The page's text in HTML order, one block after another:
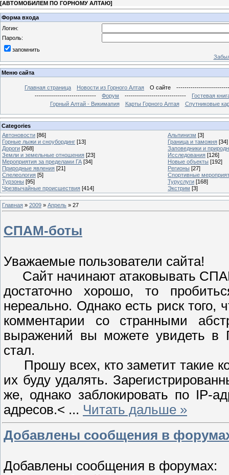
[АВТОМОБИЛЕМ ПО ГОРНОМУ АЛТАЮ]
Форма входа
Логин:
Пароль:
запомнить
Меню сайта
Главная страница Новости из Горного Алтая О сайте
------------------------------
Форум ------------------------------
Гостевая
Горный Алтай - Викимапия
Карты Горного Алтая Спутниковые
Categories
Автоновости [86] Альпинизм [3]
Горные лыжи и сноубординг [13] Граница и таможня [34]
Дороги [268]
Заповедники и
Земли и земельные отношения [23] Исследования [126]
Мероприятия за пределами ГА [34] Новые объекты [192]
Природные явления [21] Регионы [27]
Спелеология [5]
Спортивные
Турзоны [95] Туруслуги [168]
Чрезвычайные происшествия [414] Экстрим [3]
Главная » 2009 » Апрель » 27
СПАМ-боты
Уважаемые пользователи сайта!
Сайт начинают атаковывать
достаточно хорошо, то
нереально. Однако есть риск того,
комментарии со странными
выражений вы можете увидеть в
стал.
Прошу всех, кто заметит такие
их буду удалять.
же, однако заблокировать по IP-
адресов.< ... Читать дальше »
Добавлены сообщения в
Добавлены сообщения в форумах: